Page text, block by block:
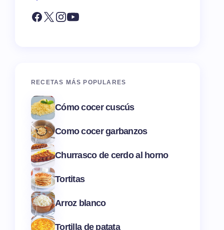
RECETAS MÁS POPULARES
Cómo cocer cuscús
Como cocer garbanzos
Churrasco de cerdo al horno
Tortitas
Arroz blanco
Tortilla de patata